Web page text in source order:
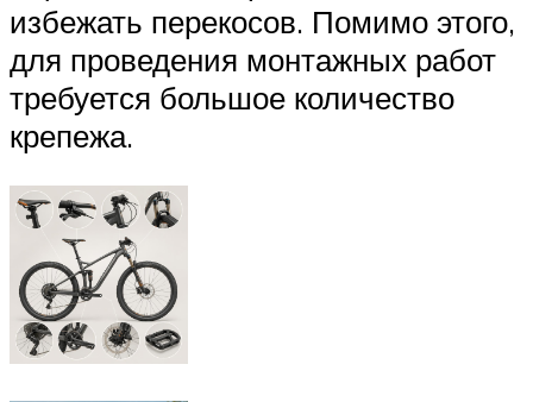
избежать перекосов. Помимо этого,
для проведения монтажных работ
требуется большое количество
крепежа.